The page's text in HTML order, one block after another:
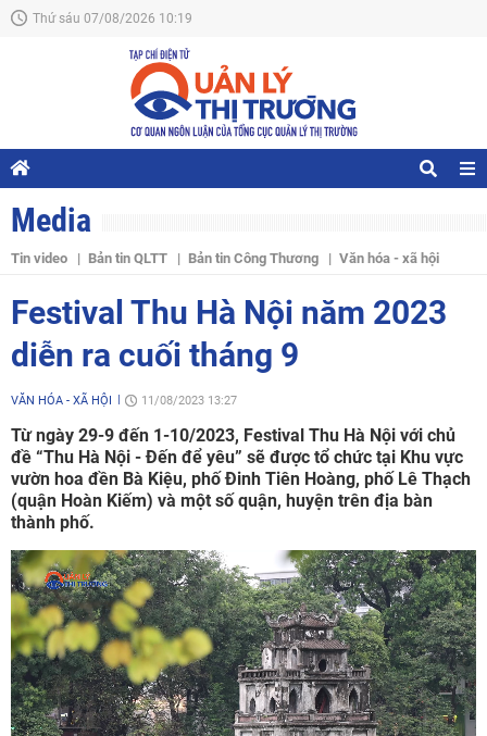
Thứ sáu 07/08/2026 10:19
Media
Tin video Bản tin QLTT Bản tin Công Thương Văn hóa - xã hội
Festival Thu Hà Nội năm 2023
diễn ra cuối tháng 9
VĂN HÓA - XÃ HỘI 11/08/2023 13:27
Từ ngày 29-9 đến 1-10/2023, Festival Thu Hà Nội với chủ
đề “Thu Hà Nội - Đến để yêu” sẽ được tổ chức tại Khu vực
vườn hoa đền Bà Kiệu, phố Đinh Tiên Hoàng, phố Lê Thạch
(quận Hoàn Kiếm) và một số quận, huyện trên địa bàn
thành phố.